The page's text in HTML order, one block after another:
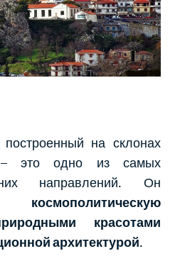
на склонах
– это одно из самых
направлений. Он
космополитическую
красотами
архитектурой.